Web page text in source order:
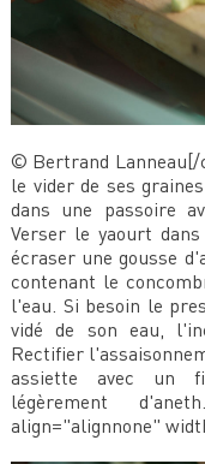
© Bertrand Lanneau[/
le vider de ses
dans une passoire
Verser le yaourt
écraser une gousse
contenant le
l'eau. Si besoin le
vidé de son eau,
Rectifier
assiette avec un
légèrement
align="alignnone"